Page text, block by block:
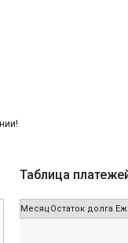
Таблица
Месяц Остаток долга